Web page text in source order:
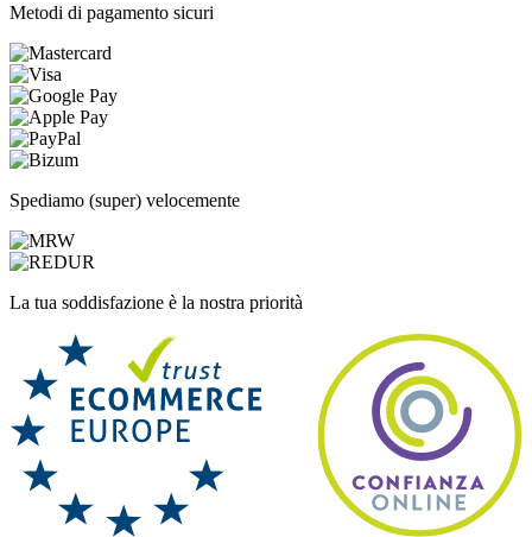
Metodi di pagamento sicuri
Spediamo (super) velocemente
La tua soddisfazione è la nostra priorità